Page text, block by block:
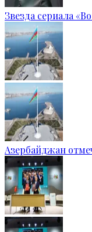
Звезда сериала
Азербайджан